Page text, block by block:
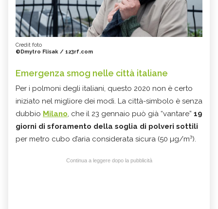
Credit foto
©Dmytro Flisak / 123rf.com
Emergenza smog nelle città italiane
Per i polmoni degli italiani, questo 2020 non è certo
iniziato nel migliore dei modi. La città-simbolo è senza
dubbio Milano, che il 23 gennaio può già “vantare” 19
giorni di sforamento della soglia di polveri sottili
per metro cubo d’aria considerata sicura (50 µg/m³).
Continua a leggere dopo la pubblicità